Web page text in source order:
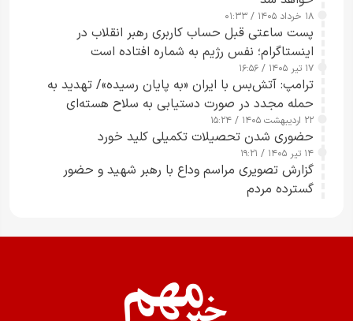
۱۸ خرداد ۱۴۰۵ / ۰۱:۳۳
پست ساعتی قبل حساب کاربری رهبر انقلاب در
اینستاگرام؛ نفس رژیم به شماره افتاده است​
۱۷ تیر ۱۴۰۵ / ۱۶:۵۶
ترامپ: آتش‌بس با ایران «به پایان رسیده»/ تهدید به
حمله مجدد در صورت دستیابی به سلاح هسته‌ای
۲۲ اردیبهشت ۱۴۰۵ / ۱۵:۲۴
حضوری شدن تحصیلات تکمیلی کلید خورد
۱۴ تیر ۱۴۰۵ / ۱۹:۲۱
گزارش تصویری مراسم وداع با رهبر شهید و حضور
گسترده مردم